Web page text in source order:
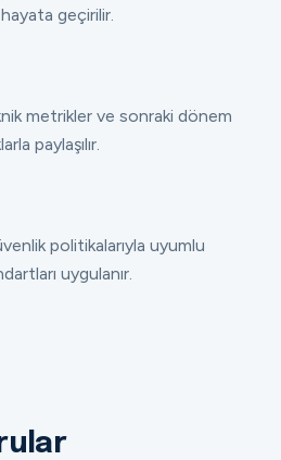
geçirilir.
metrikler ve sonraki dönem
paylaşılır.
politikalarıyla uyumlu
uygulanır.